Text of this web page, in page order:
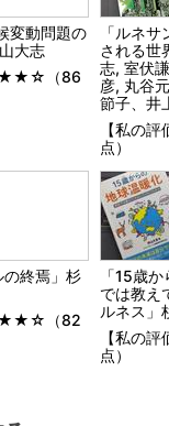
変動問題の
大志
（86
「ルネ
される世
志, 室伏
彦, 丸谷
節子、井
【私の
点）
の終焉」杉
（82
「15歳
では教え
ルネス」
【私の
点）